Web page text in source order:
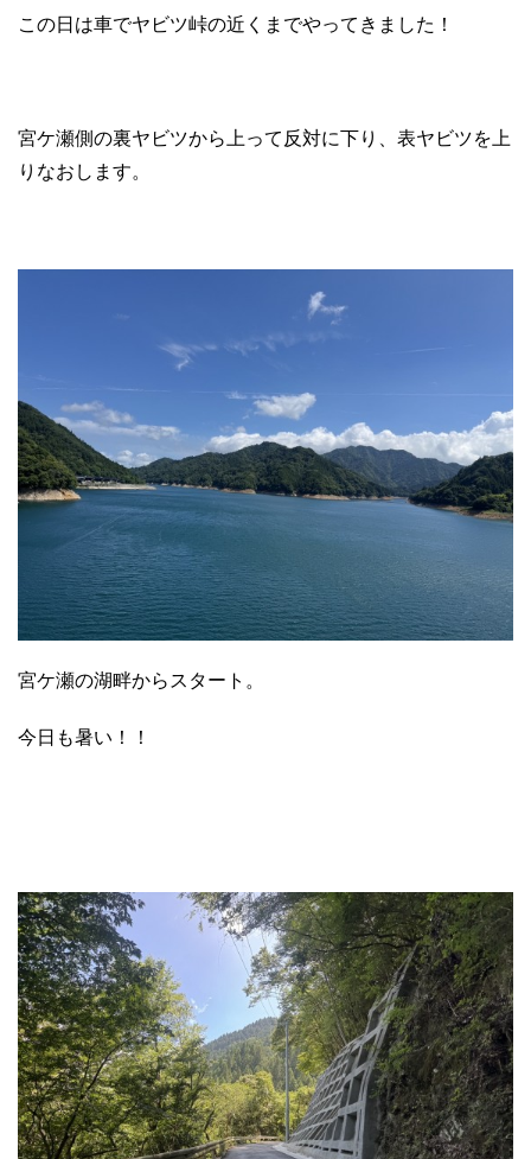
この日は車でヤビツ峠の近くまでやってきました！
宮ケ瀬側の裏ヤビツから上って反対に下り、表ヤビツを上
りなおします。
宮ケ瀬の湖畔からスタート。
今日も暑い！！